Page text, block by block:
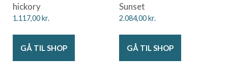
hickory
1.117,00kr.
GÅ TIL SHOP
Sunset
2.084,00kr.
GÅ TIL SHOP